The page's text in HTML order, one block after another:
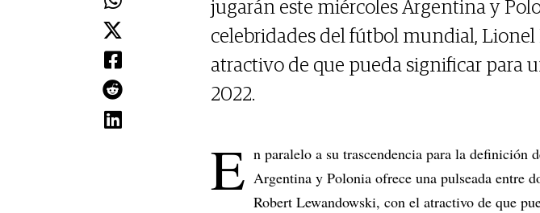
jugarán este miércoles Argentina y
celebridades del fútbol mundial,
atractivo de que pueda significar para
2022.
E n paralelo a su trascendencia para la definición
Argentina y Polonia ofrece una pulseada entre
Robert Lewandowski, con el atractivo de que